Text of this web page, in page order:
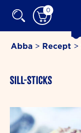
0
Abba > Recept >
SILL-STICKS